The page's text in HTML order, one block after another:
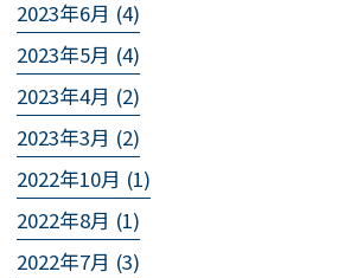
2023年6月 (4)
2023年5月 (4)
2023年4月 (2)
2023年3月 (2)
2022年10月 (1)
2022年8月 (1)
2022年7月 (3)